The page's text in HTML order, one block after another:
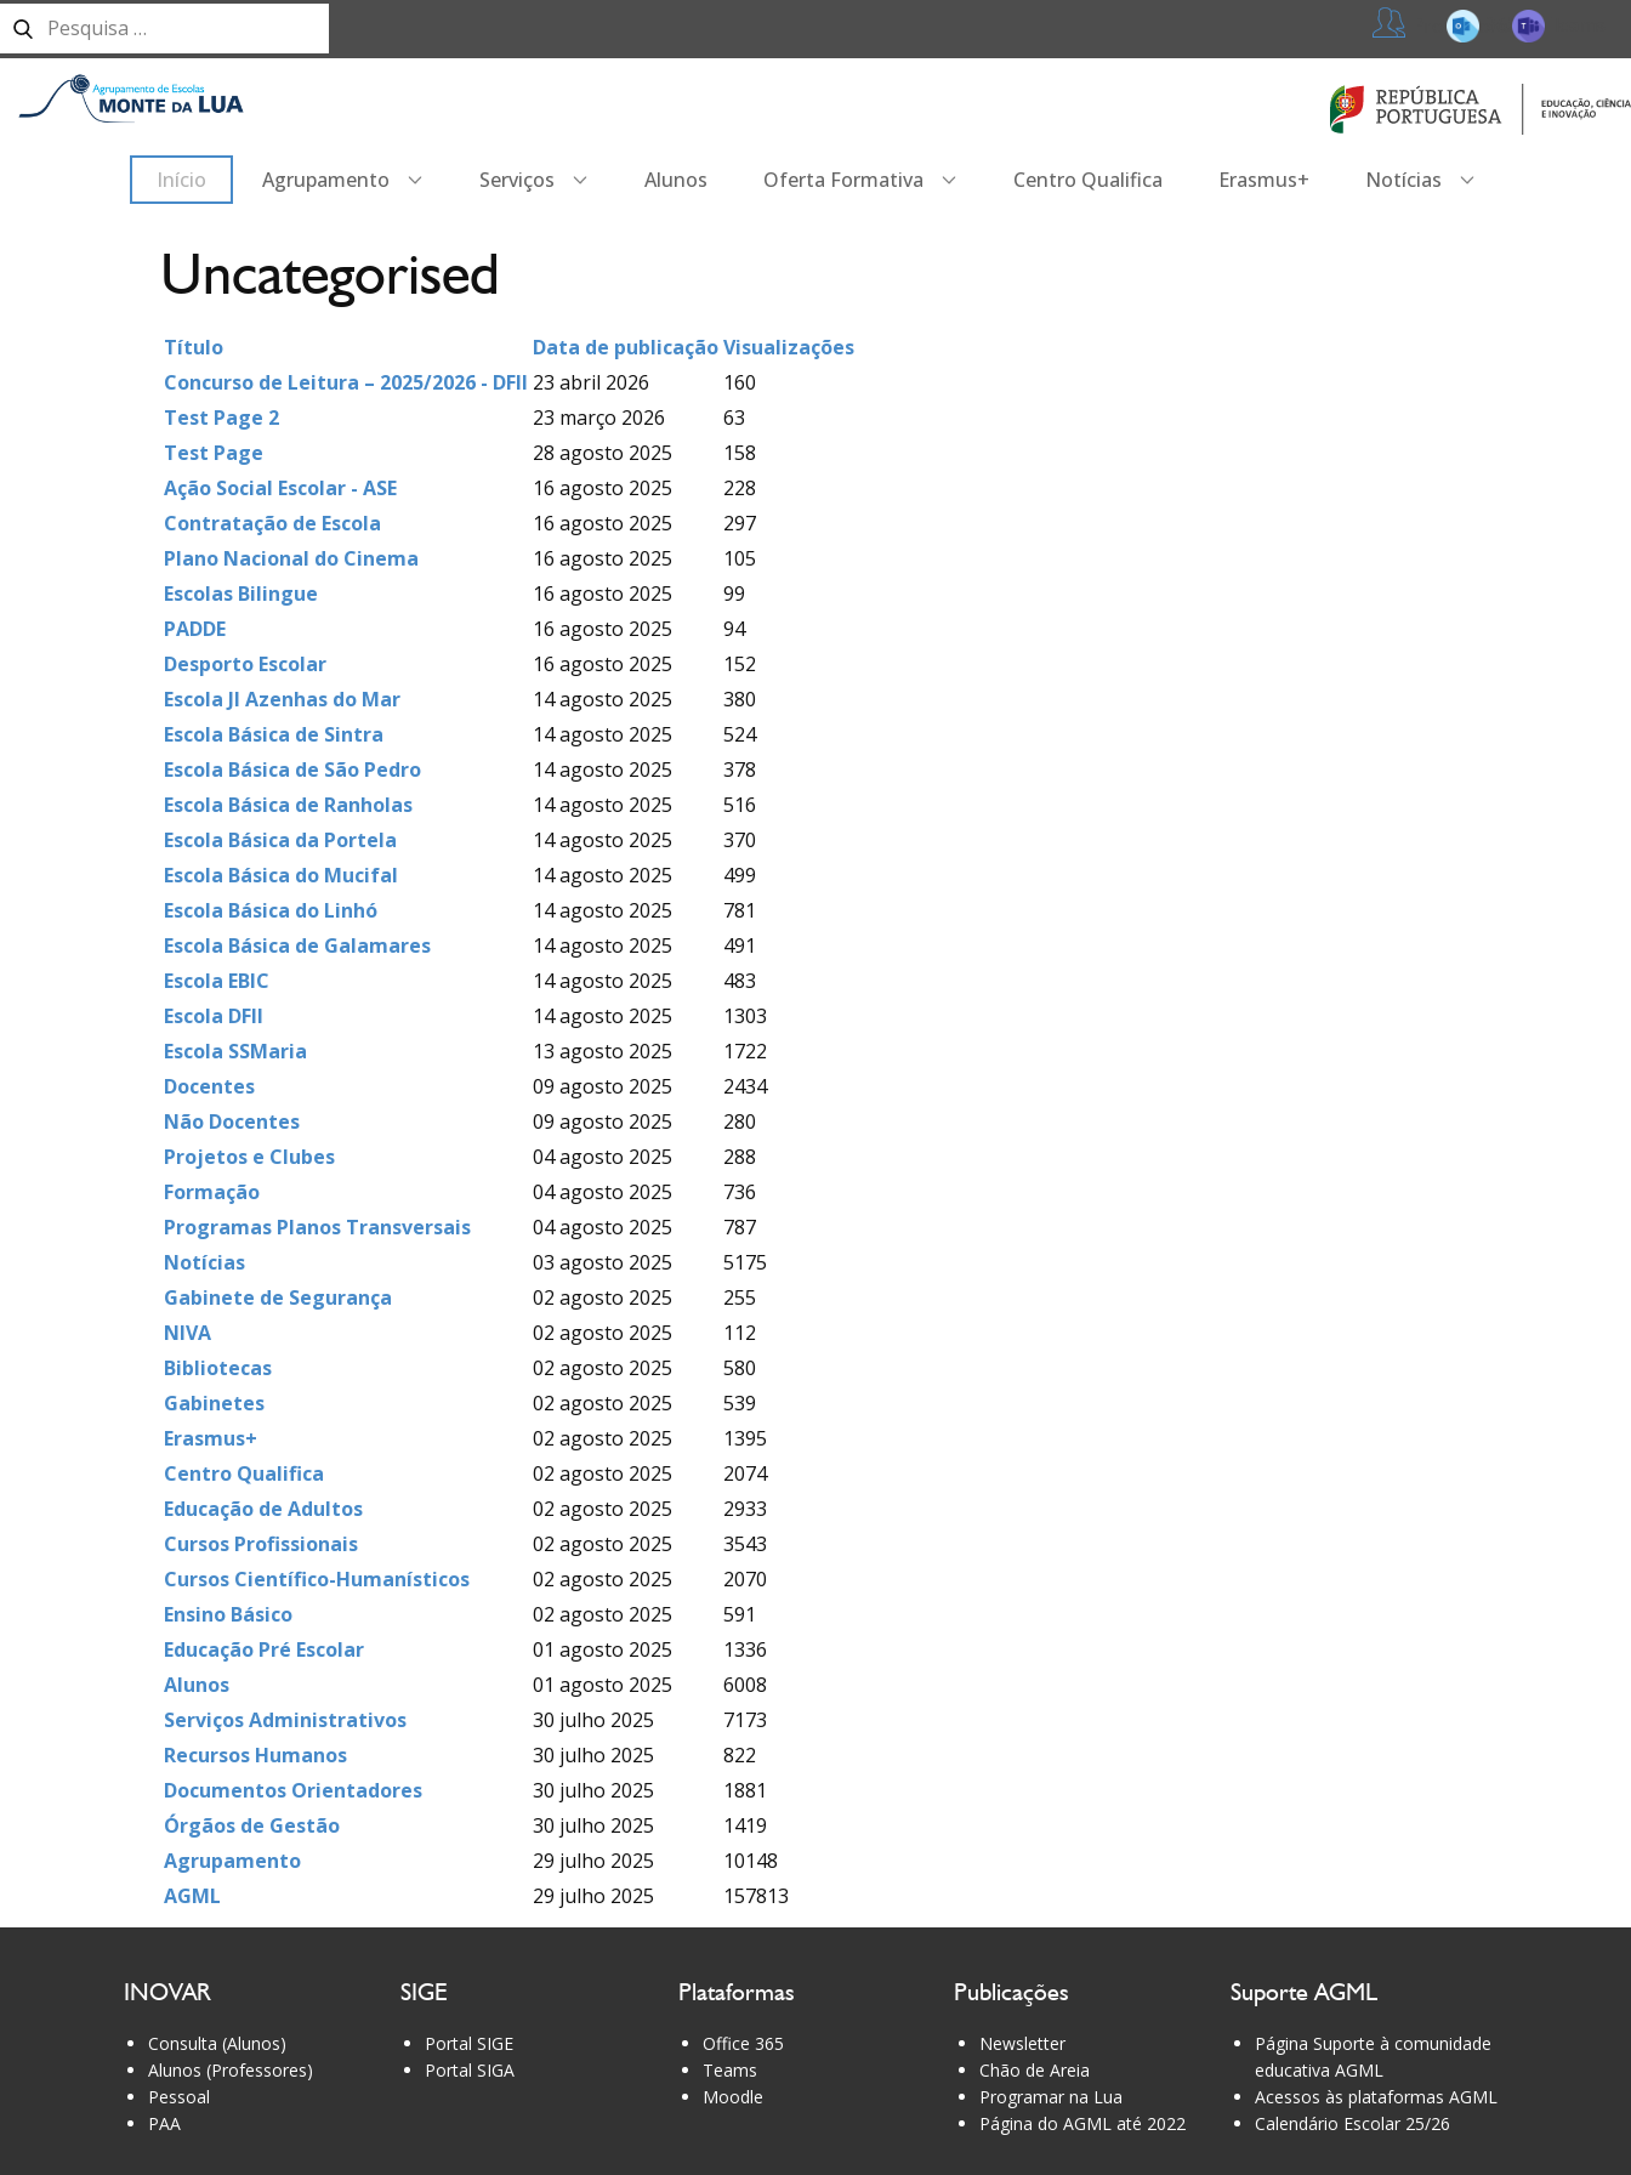
Professores
365
Início Agrupamento Serviços Alunos Oferta Formativa Centro Qualifica Erasmus+ Notícias
Uncategorised
Título Data de publicaçãoVisualizações
Concurso de Leitura – 2025/2026 - DFII 23 abril 2026
160
Test Page 2
23 março 2026
63
Test Page
28 agosto 2025
158
Ação Social Escolar - ASE
16 agosto 2025
228
Contratação de Escola
16 agosto 2025
297
Plano Nacional do Cinema
16 agosto 2025
105
Escolas Bilingue
16 agosto 2025
99
PADDE
16 agosto 2025
94
Desporto Escolar
16 agosto 2025
152
Escola JI Azenhas do Mar
14 agosto 2025
380
Escola Básica de Sintra
14 agosto 2025
524
Escola Básica de São Pedro
14 agosto 2025
378
Escola Básica de Ranholas
14 agosto 2025
516
Escola Básica da Portela
14 agosto 2025
370
Escola Básica do Mucifal
14 agosto 2025
499
Escola Básica do Linhó
14 agosto 2025
781
Escola Básica de Galamares
14 agosto 2025
491
Escola EBIC
14 agosto 2025
483
Escola DFII
14 agosto 2025
1303
Escola SSMaria
13 agosto 2025
1722
Docentes
09 agosto 2025
2434
Não Docentes
09 agosto 2025
280
Projetos e Clubes
04 agosto 2025
288
Formação
04 agosto 2025
736
Programas Planos Transversais
04 agosto 2025
787
Notícias
03 agosto 2025
5175
Gabinete de Segurança
02 agosto 2025
255
NIVA
02 agosto 2025
112
Bibliotecas
02 agosto 2025
580
Gabinetes
02 agosto 2025
539
Erasmus+
02 agosto 2025
1395
Centro Qualifica
02 agosto 2025
2074
Educação de Adultos
02 agosto 2025
2933
Cursos Profissionais
02 agosto 2025
3543
Cursos Científico-Humanísticos
02 agosto 2025
2070
Ensino Básico
02 agosto 2025
591
Educação Pré Escolar
01 agosto 2025
1336
Alunos
01 agosto 2025
6008
Serviços Administrativos
30 julho 2025
7173
Recursos Humanos
30 julho 2025
822
Documentos Orientadores
30 julho 2025
1881
Órgãos de Gestão
30 julho 2025
1419
Agrupamento
29 julho 2025
10148
AGML
29 julho 2025 157813
INOVAR
Consulta (Alunos)
Alunos (Professores)
Pessoal
PAA
SIGE
Portal SIGE
Portal SIGA
Plataformas
Office 365
Teams
Moodle
Publicações
Newsletter
Chão de Areia
Programar na Lua
Página do AGML até 2022
Suporte AGML
Página Suporte à comunidade
educativa AGML
Acessos às plataformas AGML
Calendário Escolar 25/26